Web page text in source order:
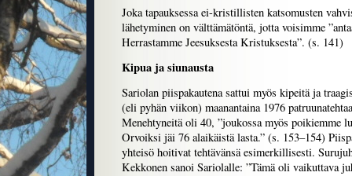
Joka tapauksessa ei-kristillisten katsomusten
lähetyminen on välttämätöntä, jotta voisimme
Herrastamme Jeesuksesta Kristuksesta”. (s. 141)
Kipua ja siunausta
Sariolan piispakautena sattui myös kipeitä ja
(eli pyhän viikon) maanantaina 1976
Menehtyneitä oli 40, ”joukossa myös poikiemme
Orvoiksi jäi 76 alaikäistä lasta.” (s. 153–154)
yhteisö hoitivat tehtävänsä esimerkillisesti.
Kekkonen sanoi Sariolalle: ”Tämä oli vaikuttava